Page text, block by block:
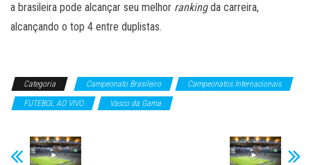
a brasileira pode alcançar seu melhor rankingda carreira,
alcançando o top 4 entre duplistas.
Categoria Campeonato Brasileiro
Campeonatos Internacionais
FUTEBOL AO VIVO
Vasco da Gama